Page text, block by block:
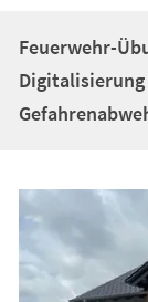
Feuerwehr-